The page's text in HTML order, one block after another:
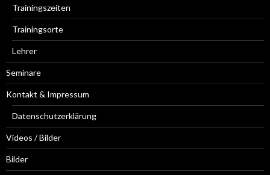
Trainingszeiten
Trainingsorte
Lehrer
Seminare
Kontakt & Impressum
Datenschutzerklärung
Videos / Bilder
Bilder